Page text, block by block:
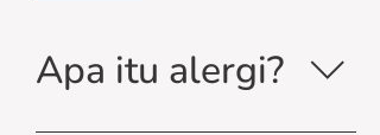
Apa itu alergi?